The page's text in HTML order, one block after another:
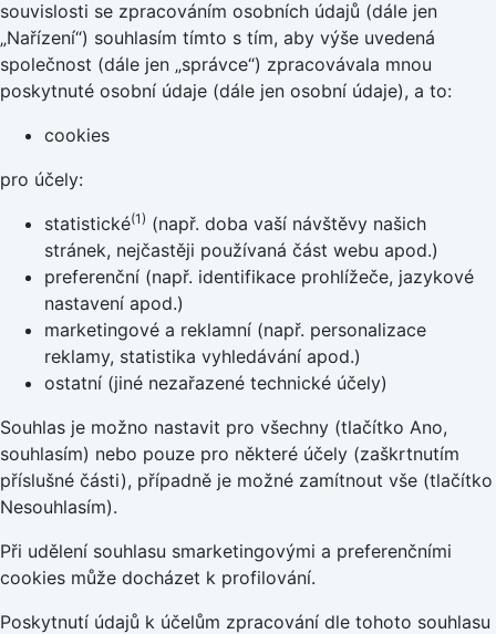
souvislosti se zpracováním osobních údajů (dále jen
„Nařízení“) souhlasím tímto s tím, aby výše uvedená
společnost (dále jen „správce“) zpracovávala mnou
poskytnuté osobní údaje (dále jen osobní údaje), a to:
cookies
pro účely:
statistické(1) (např. doba vaší návštěvy našich
stránek, nejčastěji používaná část webu apod.)
preferenční (např. identifikace prohlížeče, jazykové
nastavení apod.)
marketingové a reklamní (např. personalizace
reklamy, statistika vyhledávání apod.)
ostatní (jiné nezařazené technické účely)
Souhlas je možno nastavit pro všechny (tlačítko Ano,
souhlasím) nebo pouze pro některé účely (zaškrtnutím
příslušné části), případně je možné zamítnout vše (tlačítko
Nesouhlasím).
Při udělení souhlasu smarketingovými a preferenčními
cookies může docházet k profilování.
Poskytnutí údajů k účelům zpracování dle tohoto souhlasu